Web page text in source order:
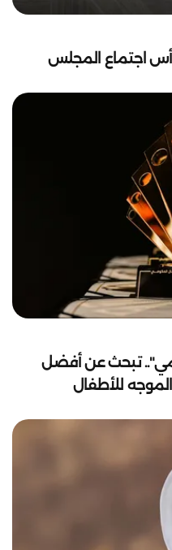
اجتماع المجلس
تبحث عن أفضل
الموجه للأطفال